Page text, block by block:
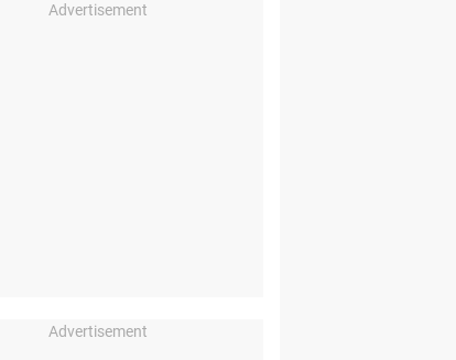
Advertisement
Advertisement